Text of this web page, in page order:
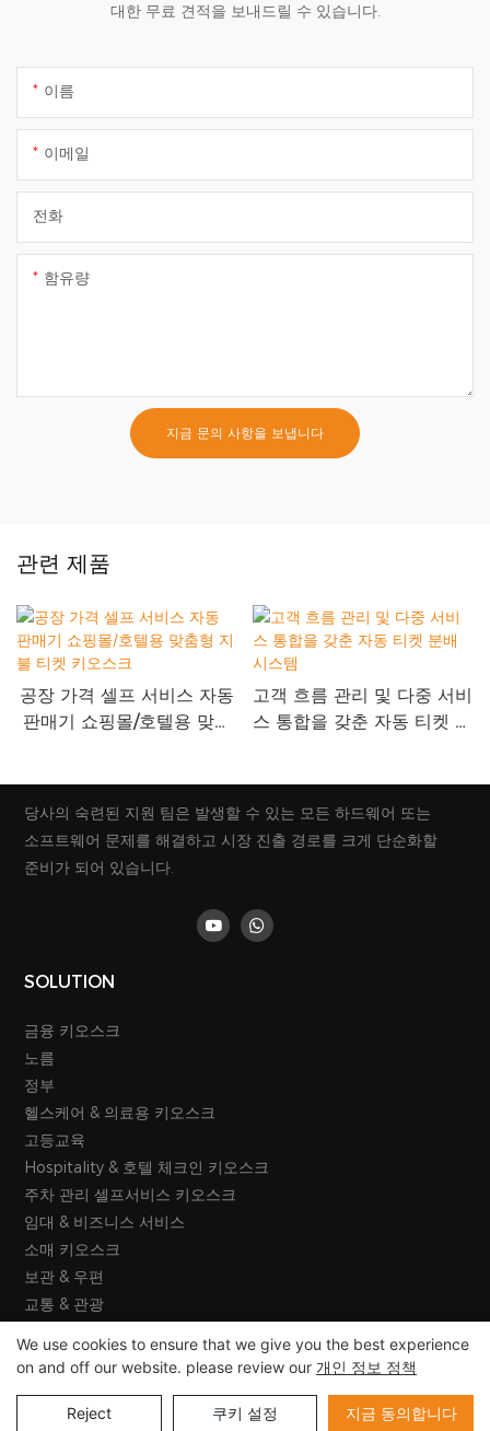
대한 무료 견적을 보내드릴 수 있습니다.
이름
이메일
전화
함유량
지금 문의 사항을 보냅니다
관련 제품
공장 가격 셀프 서비스 자동
판매기 쇼핑몰/호텔용 맞춤
고객 흐름 관리 및 다중 서비
스 통합을 갖춘 자동 티켓 분
당사의 숙련된 지원 팀은 발생할 수 있는 모든 하드웨어 또는
소프트웨어 문제를 해결하고 시장 진출 경로를 크게 단순화할
준비가 되어 있습니다.
SOLUTION
금융 키오스크
노름
정부
헬스케어 & 의료용 키오스크
고등교육
Hospitality & 호텔 체크인 키오스크
주차 관리 셀프서비스 키오스크
임대 & 비즈니스 서비스
소매 키오스크
보관 & 우편
교통 & 관광
Copyright © 2026 (주)이스타정보기술 - www.estarkiosk.com |
시테 마 푸르
We use cookies to ensure that we give you the best experience
on and off our website. please review our 개인 정보 정책
Reject 쿠키 설정 지금 동의합니다